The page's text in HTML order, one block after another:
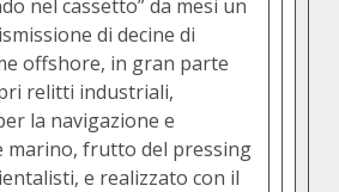
nel cassetto” da mesi un
di decine di
offshore, in gran parte
relitti industriali,
la navigazione e
marino, frutto del pressing
e realizzato con il